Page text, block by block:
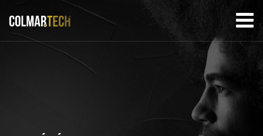
content